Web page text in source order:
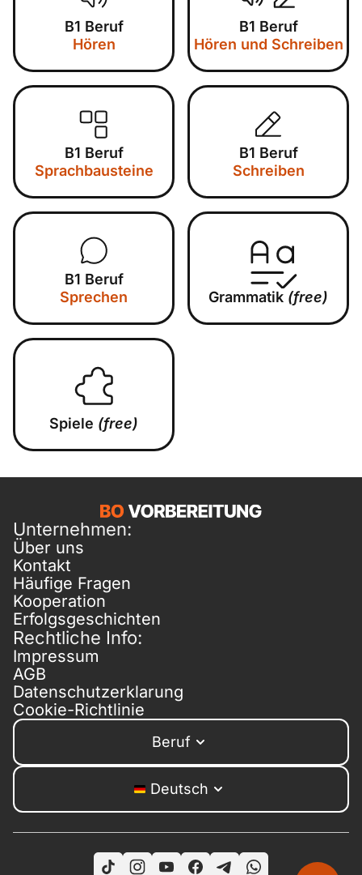
B1 Beruf
Hören
B1 Beruf
Hören und Schreiben
B1 Beruf
Sprachbausteine
B1 Beruf
Schreiben
B1 Beruf
Sprechen
Grammatik (free)
Spiele (free)
Unternehmen:
Über uns
Kontakt
Häufige Fragen
Kooperation
Erfolgsgeschichten
Rechtliche Info:
Impressum
AGB
Datenschutzerklarung
Cookie-Richtlinie
Beruf
Deutsch